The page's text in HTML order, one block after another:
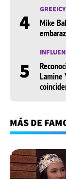
4 GREEICY
Mike
5
Lamine
MÁS DE